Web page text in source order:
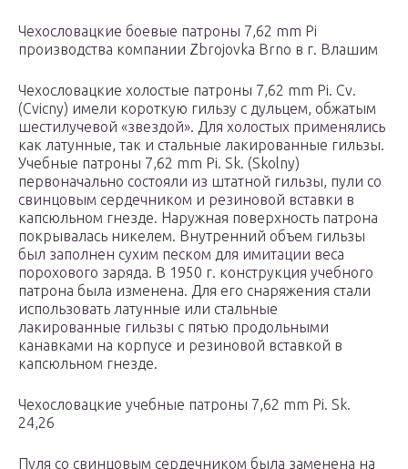
Чехословацкие боевые патроны 7,62 mm Pi
производства компании Zbrojovka Brno в г. Влашим
Чехословацкие холостые патроны 7,62 mm Pi. Cv.
(Cvicny) имели короткую гильзу с дульцем, обжатым
шестилучевой «звездой». Для холостых применялись
как латунные, так и стальные лакированные гильзы.
Учебные патроны 7,62 mm Pi. Sk. (Skolny)
первоначально состояли из штатной гильзы, пули со
свинцовым сердечником и резиновой вставки в
капсюльном гнезде. Наружная поверхность патрона
покрывалась никелем. Внутренний объем гильзы
был заполнен сухим песком для имитации веса
порохового заряда. В 1950 г. конструкция учебного
патрона была изменена. Для его снаряжения стали
использовать латунные или стальные
лакированные гильзы с пятью продольными
канавками на корпусе и резиновой вставкой в
капсюльном гнезде.
Чехословацкие учебные патроны 7,62 mm Pi. Sk.
24,26
Пуля со свинцовым сердечником была заменена на